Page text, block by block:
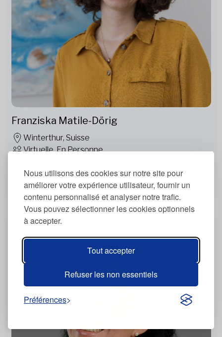
Nous utilisons des cookies sur notre site pour
améliorer votre expérience utilisateur, fournir un
contenu personnalisé et analyser notre trafic.
Vous pouvez sélectionner les cookies optionnels
à accepter.
Tout accepter
Refuser les non essentiels
Préférences
Franziska Matile-Dörig
Winterthur, Suisse
Virtuelle, En Personne
Voir plus